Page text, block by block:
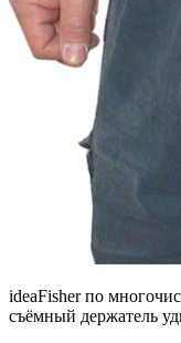
ideaFisher по
съёмный держатель